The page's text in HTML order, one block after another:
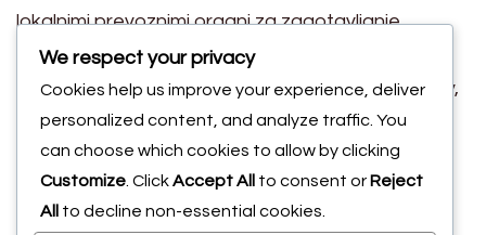
lokalnimi prevoznimi organi za zagotavljanje
dostopnih poti do dogodkov. Poleg tega bi bilo
treba povečati razpoložljivost dostopnih objektov,
kot so stranišča in sedeži.
Prihodnji cilji bi morali vključevati postavljanje
merljivih ciljev za izboljšave dostopnosti in redno
pregledovanje napredka v primerjavi s temi cilji.
We respect your privacy
Cookies help us improve your experience, deliver
personalized content, and analyze traffic. You
can choose which cookies to allow by clicking
Customize . ClickAccept All to consent or Reject
All
to decline non-essential cookies.